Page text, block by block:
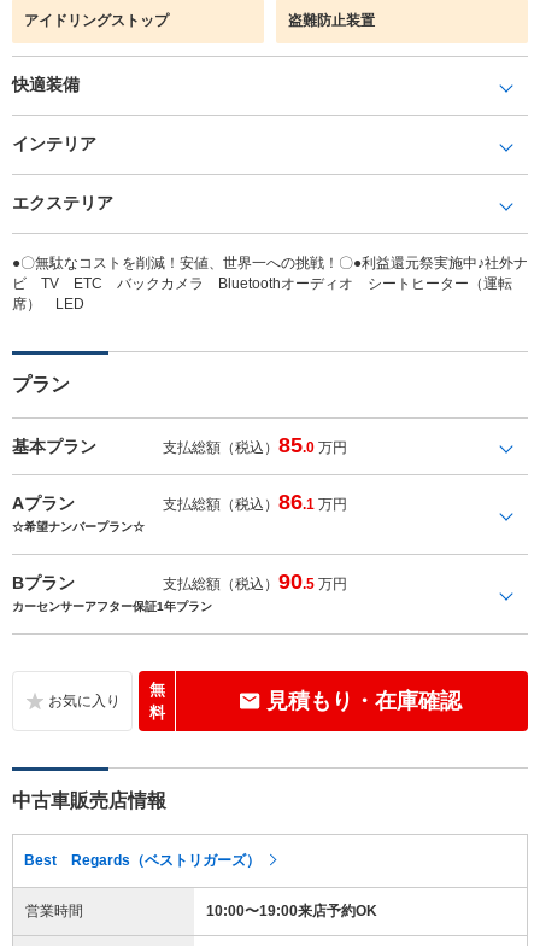
アイドリングストップ 盗難防止装置
快適装備
インテリア
エクステリア
●〇無駄なコストを削減！安値、世界一への挑戦！〇●利益還元祭実施中♪社外ナ
ビ TV ETC バックカメラ Bluetoothオーディオ シートヒーター（運転
席） LED
プラン
基本プラン 支払総額（税込）85.0 万円
Aプラン 支払総額（税込）86.1 万円
☆希望ナンバープラン☆
Bプラン 支払総額（税込）90.5 万円
カーセンサーアフター保証1年プラン
無
料
見積もり・在庫確認
中古車販売店情報
Best Regards（ベストリガーズ）
営業時間 10:00〜19:00来店予約OK